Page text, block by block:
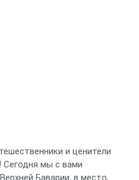
и ценители
Сегодня мы с вами
Баварии, в место,